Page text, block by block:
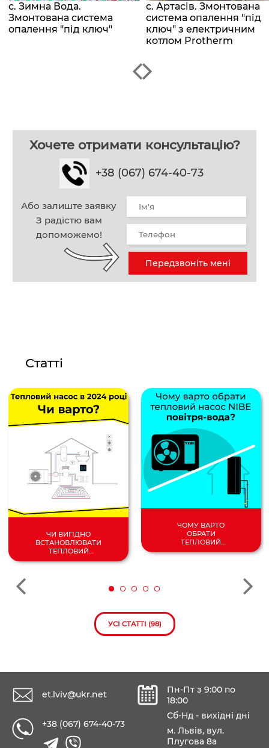
с. Зимна Вода.
Змонтована система
опалення "під ключ"
с. Артасів. Змонтована
система опалення "під
ключ" з електричним
котлом Protherm
Хочете отримати консультацію?
+38 (067) 674-40-73
Або залиште заявку
З радістю вам
допоможемо!
Передзвоніть мені
Статті
ЧИ ВИГІДНО
ВСТАНОВЛЮВАТИ
ТЕПЛОВИЙ
НАСОС У 2024
ЧОМУ ВАРТО
ОБРАТИ
ТЕПЛОВИЙ
НАСОС
УСІ СТАТТІ (98)
et.lviv@ukr.net
+38 (067) 674-40-73
Пн-Пт з 9:00 по
18:00
Сб-Нд - вихідні дні
м. Львів, вул.
Плугова 8а